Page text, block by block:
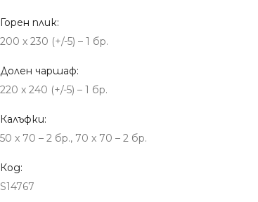
Горен плик:
200 x 230 (+/-5) – 1 бр.
Долен чаршаф:
220 x 240 (+/-5) – 1 бр.
Калъфки:
50 x 70 – 2 бр., 70 x 70 – 2 бр.
Код:
S14767